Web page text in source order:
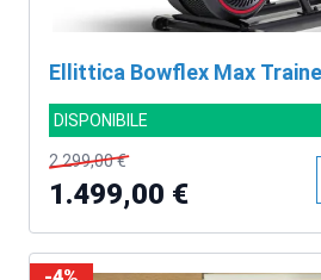
Ellittica Bowflex Max
DISPONIBILE
2.299,00 €
1.499,00 €